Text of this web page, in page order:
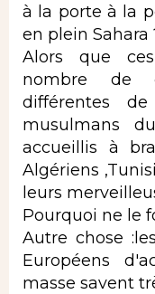
à la porte à la
en plein Sahara
Alors que
nombre de
différentes
musulmans
accueillis à
Algériens
leurs
Pourquoi ne le
Autre chose
Européens
masse savent